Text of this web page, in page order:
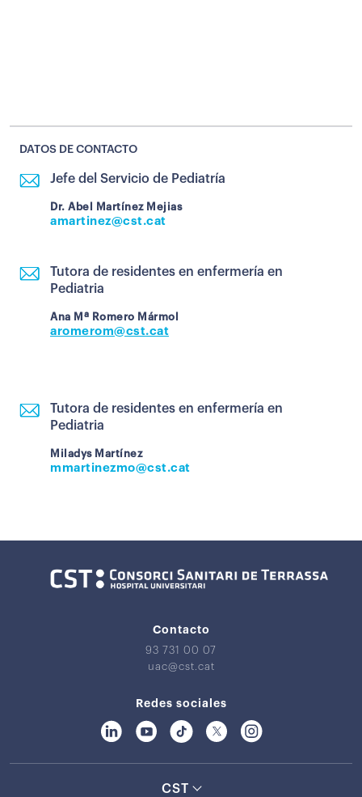
DATOS DE CONTACTO
Jefe del Servicio de Pediatría
Dr. Abel Martínez Mejias
amartinez@cst.cat
Tutora de residentes en enfermería en
Pediatria
Ana Mª Romero Mármol
aromerom@cst.cat
Tutora de residentes en enfermería en
Pediatria
Miladys Martínez
mmartinezmo@cst.cat
Contacto
93 731 00 07
uac@cst.cat
Redes sociales
CST